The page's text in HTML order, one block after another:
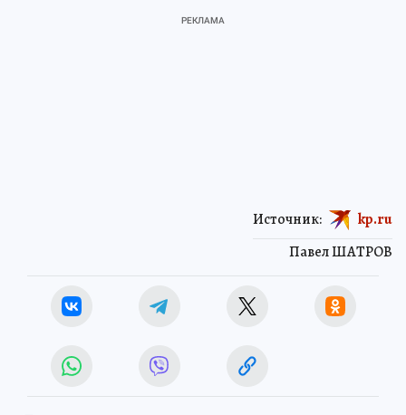
Павел ШАТРОВ
Источник: kp.ru